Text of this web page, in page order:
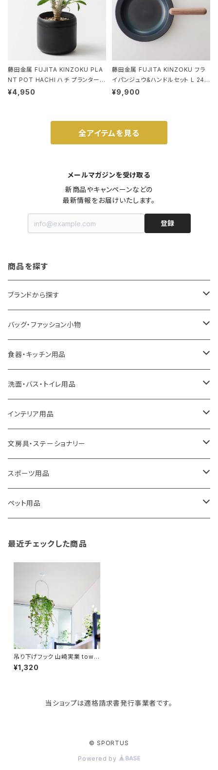
藤田金属 FUJITA KINZOKU PLA
NT POT HACHI ハチ プランターポ
ット 3号 ブラック
¥4,950
藤田金属 FUJITA KINZOKU フラ
イパンジュウ&ハンドルセット L 24c
m ガス火・IH対応 鉄フライパン ウォ
¥9,900
全アイテムを見る
メールマガジンを受け取る
新商品やキャンペーンなどの
最新情報をお届けいたします。
登録
商品を探す
ブランドから探す
LOQI
ideaco
a.depeche
ROOTOTE
100percent
藤田金属
TG
paperblanks
KIND BAG LONDON
tower
バッグ・ファッション小物
エコバッグ
アクセサリー
トートバッグ
保冷バッグ
リュックサック
ショルダーバッグ
スポーツバッグ
マザーズバッグ
パソコンケース
バッグアクセサリー
食器・キッチン用品
キッチンラック
キッチンペーパーホルダー
食器・テーブルウェア
ゴミ箱
収納用品
ソープディスペンサー
タオルハンガー
調理器具・調理小物
ディッシュラック
洗面・バス・トイレ用品
洗面用品
掃除・洗濯用品
トイレ用品
バス用品
インテリア用品
アイロン台
アクセサリー収納
ウェットティッシュケース
ガーデニング用品
クッション・クッションカバー
玄関収納
文房具・ステーショナリー
筆記具・ペン
ノート
スポーツ用品
卓球用品
ペット用品
猫用グッズ
最近チェックした商品
吊り下げフック 山崎実業 towe
r タワー 天井から吊り下げでき
るプランターフック 石こうボード
¥1,320
当ショップは適格請求書発行事業者です。
© SPORTUS
Powered by